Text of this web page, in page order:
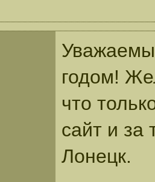
годом!
что
сайт и за
Лонецк.